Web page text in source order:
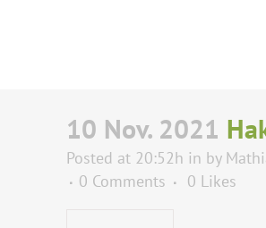
10 Nov. 2021
Posted at 20:52h in by
0 Comments
0 Likes